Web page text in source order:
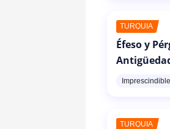
TURQUÍA
Éfeso y
Imprescindible
TURQUÍA